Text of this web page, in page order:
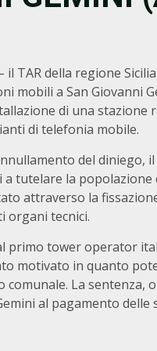
il TAR della regione
mobili a San Giovanni
di una stazione
di telefonia mobile.
del diniego,
tutelare la
attraverso la
organi tecnici.
primo tower operator
motivato in quanto
La
al pagamento delle